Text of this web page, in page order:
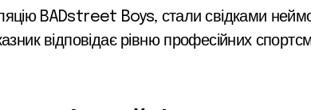
BADstreet Boys, стали свідками
відповідає рівню професійних